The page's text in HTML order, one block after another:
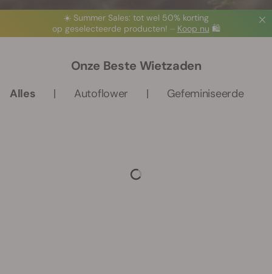
☀️ Summer Sales: tot wel 50% korting
op geselecteerde producten! ⏤ Koop nu 🛍️
Onze Beste Wietzaden
Alles Autoflower Gefeminiseerde